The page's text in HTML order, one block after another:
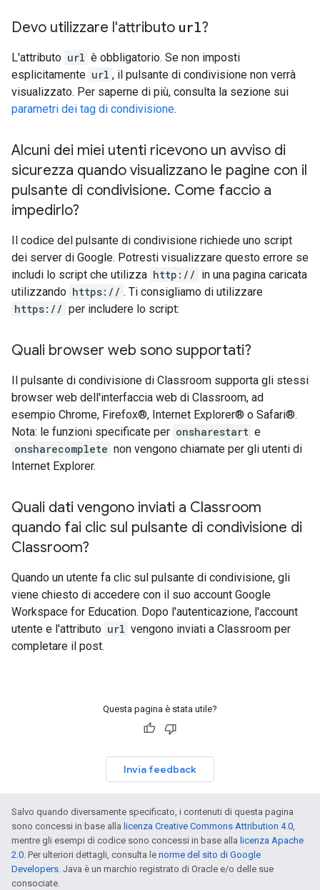
Devo utilizzare l'attributo url?
L'attributo url è obbligatorio. Se non imposti
esplicitamente url , il pulsante di condivisione non verrà
visualizzato. Per saperne di più, consulta la sezione sui
parametri dei tag di condivisione.
Alcuni dei miei utenti ricevono un avviso di
sicurezza quando visualizzano le pagine con il
pulsante di condivisione. Come faccio a
impedirlo?
Il codice del pulsante di condivisione richiede uno script
dei server di Google. Potresti visualizzare questo errore se
includi lo script che utilizza http:// in una pagina caricata
utilizzando https:// . Ti consigliamo di utilizzare
https:// per includere lo script:
Quali browser web sono supportati?
Il pulsante di condivisione di Classroom supporta gli stessi
browser web dell'interfaccia web di Classroom, ad
esempio Chrome, Firefox®, Internet Explorer® o Safari®.
Nota: le funzioni specificate per onsharestart e
onsharecomplete non vengono chiamate per gli utenti di
Internet Explorer.
Quali dati vengono inviati a Classroom
quando fai clic sul pulsante di condivisione di
Classroom?
Quando un utente fa clic sul pulsante di condivisione, gli
viene chiesto di accedere con il suo account Google
Workspace for Education. Dopo l'autenticazione, l'account
utente e l'attributo url vengono inviati a Classroom per
completare il post.
Questa pagina è stata utile?
Invia feedback
Salvo quando diversamente specificato, i contenuti di questa pagina
sono concessi in base alla licenza Creative Commons Attribution 4.0,
mentre gli esempi di codice sono concessi in base alla licenza Apache
2.0. Per ulteriori dettagli, consulta le norme del sito di Google
Developers. Java è un marchio registrato di Oracle e/o delle sue
consociate.